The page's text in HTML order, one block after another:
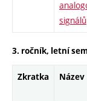
signálů
3. ročník, letní
Zkratka Název